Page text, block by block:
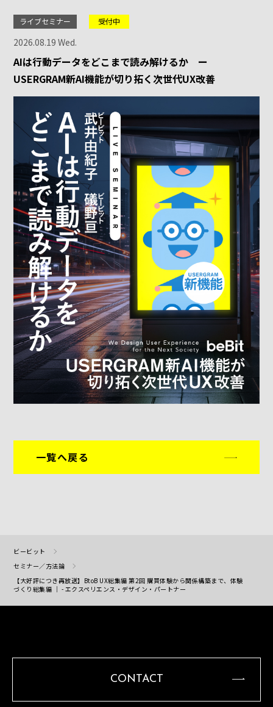
ライブセミナー 受付中
2026.08.19 Wed.
AIは行動データをどこまで読み解けるか ー
USERGRAM新AI機能が切り拓く次世代UX改善
一覧へ戻る
ビービット
セミナー／方法論
【大好評につき再放送】BtoB UX総集編 第2回 購買体験から関係構築まで、体験
づくり総集編 ｜ - エクスペリエンス・デザイン・パートナー
CONTACT